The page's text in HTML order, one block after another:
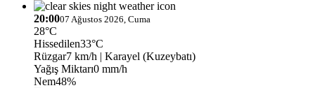
20:0007 Ağustos 2026, Cuma
28°C
Hissedilen33°C
Rüzgar7 km/h | Karayel (Kuzeybatı)
Yağış Miktarı0 mm/h
Nem48%